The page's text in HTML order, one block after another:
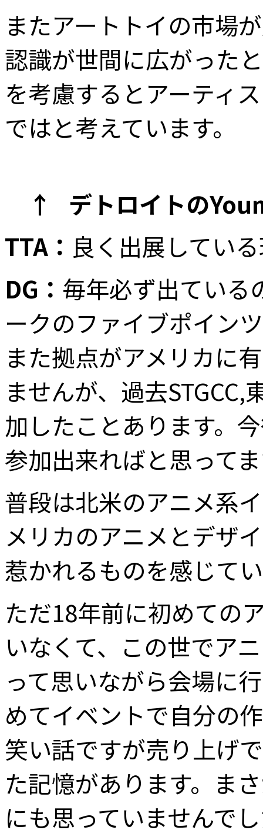
またアートトイの市場
認識が世間に広がった
を考慮するとアーティ
ではと考えています。
↑ デトロイトの
TTA： 良く出展してい
DG： 毎年必ず出ている
ークのファイブポイン
また拠点がアメリカに
ませんが、過去
加したことあります。
参加出来ればと思って
普段は北米のアニメ系
メリカのアニメとデザ
惹かれるものを感じて
ただ18年前に初めての
いなくて、この世でア
って思いながら会場に
めてイベントで自分の
笑い話ですが売り上げ
た記憶があります。ま
にも思っていませんで